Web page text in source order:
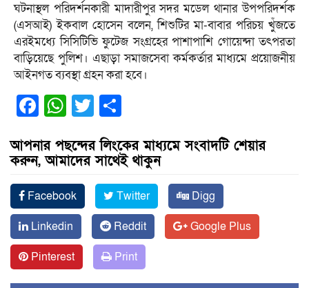
ঘটনাস্থল পরিদর্শনকারী মাদারীপুর সদর মডেল থানার উপপরিদর্শক
(এসআই) ইকবাল হোসেন বলেন, শিশুটির মা-বাবার পরিচয় খুঁজতে
এরইমধ্যে সিসিটিভি ফুটেজ সংগ্রহের পাশাপাশি গোয়েন্দা তৎপরতা
বাড়িয়েছে পুলিশ। এছাড়া সমাজসেবা কর্মকর্তার মাধ্যমে প্রয়োজনীয়
আইনগত ব্যবস্থা গ্রহন করা হবে।
Facebook
WhatsApp
Twitter
আপনার পছন্দের লিংকের মাধ্যমে সংবাদটি শেয়ার
করুন, আমাদের সাথেই থাকুন
Facebook Twitter
Digg
Linkedin
Reddit
Google Plus
Pinterest
Print